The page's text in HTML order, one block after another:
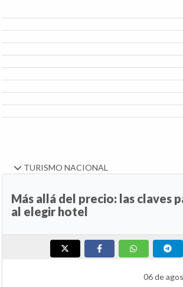
TURISMO NACIONAL
Más allá del precio: las claves
al elegir hotel
06 de